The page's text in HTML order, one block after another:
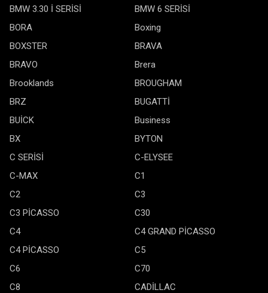
BMW 3.30 İ SERİSİ
BMW 6 SERİSİ
BORA
Boxing
BOXSTER
BRAVA
BRAVO
Brera
Brooklands
BROUGHAM
BRZ
BUGATTİ
BUİCK
Business
BX
BYTON
C SERİSİ
C-ELYSEE
C-MAX
C1
C2
C3
C3 PİCASSO
C30
C4
C4 GRAND PİCASSO
C4 PİCASSO
C5
C6
C70
C8
CADİLLAC